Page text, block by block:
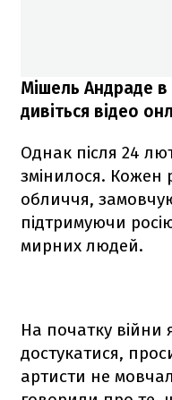
Мішель Андраде в
дивіться відео
Однак після 24
змінилося. Кожен
обличчя,
підтримуючи
мирних людей.
На початку війни
достукатися,
артисти не